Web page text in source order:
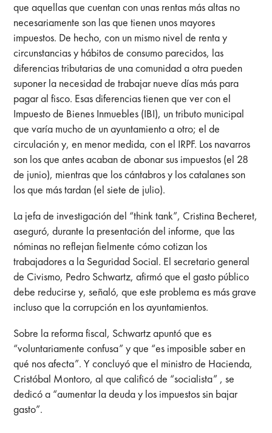
que aquellas que cuentan con unas rentas más altas no
necesariamente son las que tienen unos mayores
impuestos. De hecho, con un mismo nivel de renta y
circunstancias y hábitos de consumo parecidos, las
diferencias tributarias de una comunidad a otra pueden
suponer la necesidad de trabajar nueve días más para
pagar al fisco. Esas diferencias tienen que ver con el
Impuesto de Bienes Inmuebles (IBI), un tributo municipal
que varía mucho de un ayuntamiento a otro; el de
circulación y, en menor medida, con el IRPF. Los navarros
son los que antes acaban de abonar sus impuestos (el 28
de junio), mientras que los cántabros y los catalanes son
los que más tardan (el siete de julio).
La jefa de investigación del “think tank”, Cristina Becheret,
aseguró, durante la presentación del informe, que las
nóminas no reflejan fielmente cómo cotizan los
trabajadores a la Seguridad Social. El secretario general
de Civismo, Pedro Schwartz, afirmó que el gasto público
debe reducirse y, señaló, que este problema es más grave
incluso que la corrupción en los ayuntamientos.
Sobre la reforma fiscal, Schwartz apuntó que es
“voluntariamente confusa” y que “es imposible saber en
qué nos afecta”. Y concluyó que el ministro de Hacienda,
Cristóbal Montoro, al que calificó de “socialista” , se
dedicó a “aumentar la deuda y los impuestos sin bajar
gasto”.